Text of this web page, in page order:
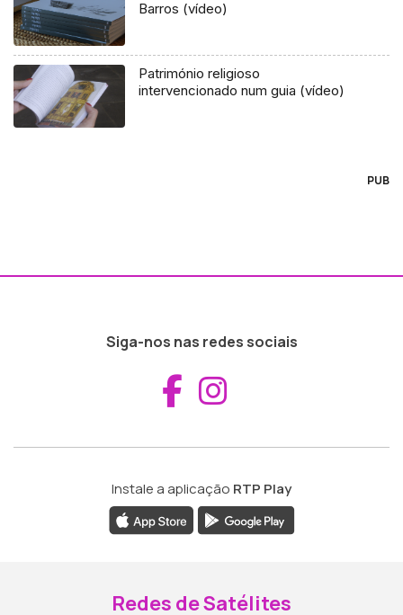
Barros (vídeo)
Património religioso
intervencionado num guia (vídeo)
PUB
Siga-nos nas redes sociais
Aceder ao
Instale a aplicação RTP Play
Redes de Satélites